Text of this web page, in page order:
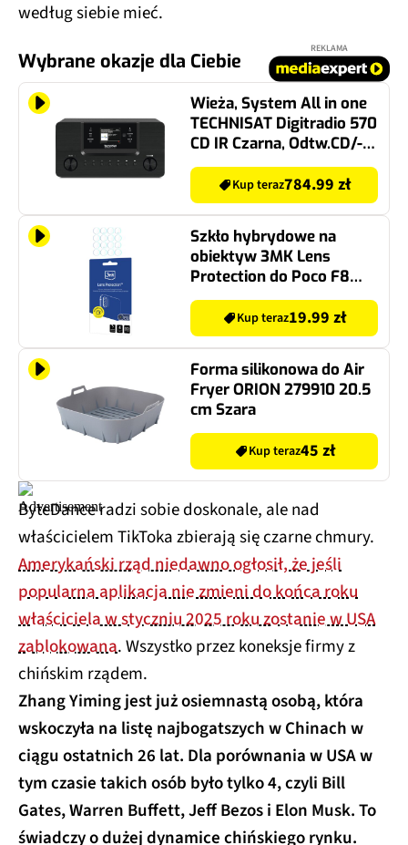
według siebie mieć.
Wybrane okazje dla Ciebie
REKLAMA
Wieża, System All in one
TECHNISAT Digitradio 570
CD IR Czarna, Odtw.CD/-
R/-RW/MP3, BT, Wi-Fi,
Kolorowy wyświetlacz,
FM/DAB+
Kup teraz784.99 zł
Szkło hybrydowe na
obiektyw 3MK Lens
Protection do Poco F8
Ultra
Kup teraz19.99 zł
Forma silikonowa do Air
Fryer ORION 279910 20.5
cm Szara
Kup teraz45 zł
ByteDance radzi sobie doskonale, ale nad
właścicielem TikToka zbierają się czarne chmury.
Amerykański rząd niedawno ogłosił, że jeśli
popularna aplikacja nie zmieni do końca roku
właściciela w styczniu 2025 roku zostanie w USA
zablokowana. Wszystko przez koneksje firmy z
chińskim rządem.
Zhang Yiming jest już osiemnastą osobą, która
wskoczyła na listę najbogatszych w Chinach w
ciągu ostatnich 26 lat. Dla porównania w USA w
tym czasie takich osób było tylko 4, czyli Bill
Gates, Warren Buffett, Jeff Bezos i Elon Musk. To
świadczy o dużej dynamice chińskiego rynku.